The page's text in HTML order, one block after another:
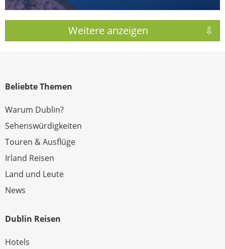
Beliebte Themen
Warum Dublin?
Sehenswürdigkeiten
Touren & Ausflüge
Irland Reisen
Land und Leute
News
Dublin Reisen
Hotels